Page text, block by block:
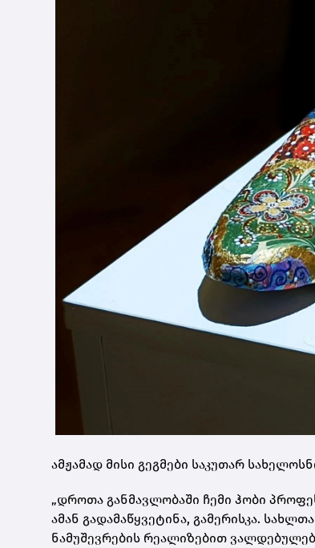
ამჟამად მისი გეგმები საკუთარ
„დროთა განმავლობაში ჩემი ჰობი
ამან გადამაწყვეტინა, გამერისკა.
ნამუშევრების რეალიზებით